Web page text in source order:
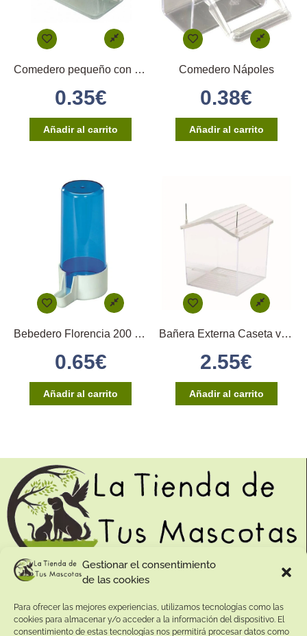
Gestionar el consentimiento
de las cookies
Para ofrecer las mejores experiencias, utilizamos tecnologías como las
cookies para almacenar y/o acceder a la información del dispositivo. El
consentimiento de estas tecnologías nos permitirá procesar datos como
Comedero pequeño con enganche directo
0.35€
Añadir al carrito
Comedero Nápoles
0.38€
Añadir al carrito
Bebedero Florencia 200 cc. Azul 2GR
0.65€
Añadir al carrito
Bañera Externa Caseta verde
2.55€
Añadir al carrito
Contacto:
Dirección:
Calle Pepe Jiménez 19, Rute, 14950 Códoba. España